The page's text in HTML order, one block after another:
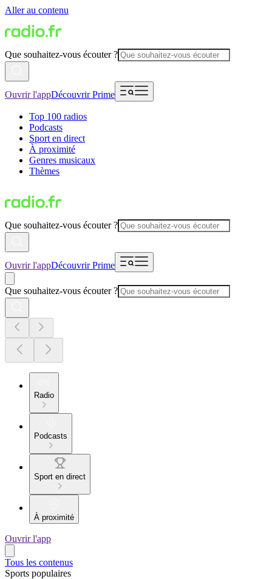
Aller au contenu
Que souhaitez-vous écouter ?
Ouvrir l'appDécouvrir Prime
Top 100 radios
Podcasts
Sport en direct
À proximité
Genres musicaux
Thèmes
Que souhaitez-vous écouter ?
Ouvrir l'appDécouvrir Prime
Que souhaitez-vous écouter ?
Radio
Podcasts
Sport en direct
À proximité
Ouvrir l'app
Tous les contenus
Sports populaires